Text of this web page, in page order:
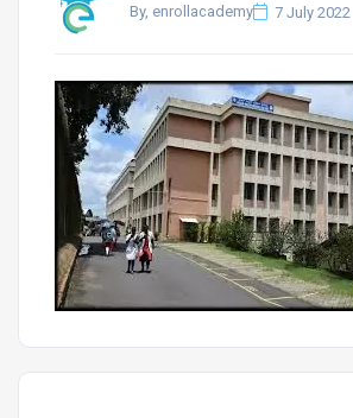
By, enrollacademy 7 July 2022